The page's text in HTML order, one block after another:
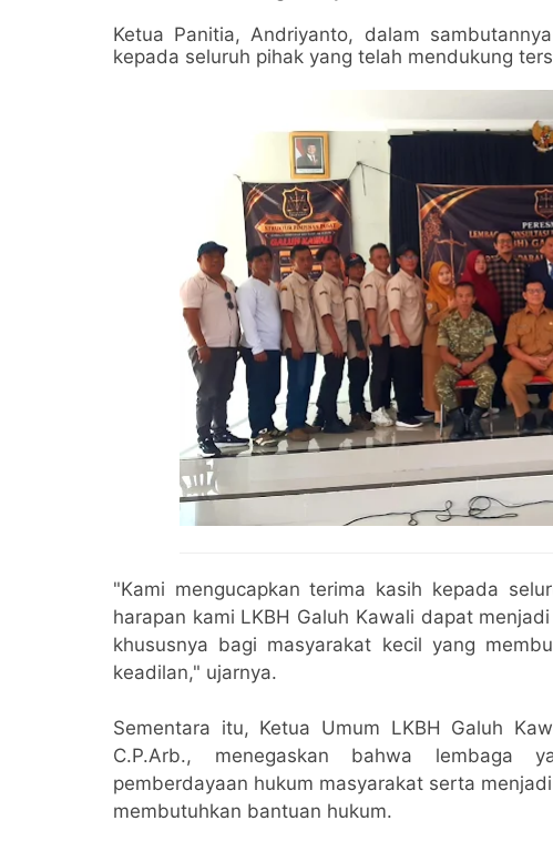
Ketua Panitia, Andriyanto, dalam
kepada seluruh pihak yang telah mendukung
"Kami mengucapkan terima kasih kepada
harapan kami LKBH Galuh Kawali dapat
khususnya bagi masyarakat kecil yang
keadilan," ujarnya.
Sementara itu, Ketua Umum LKBH Galuh
C.P.Arb., menegaskan bahwa lembaga
pemberdayaan hukum masyarakat serta
membutuhkan bantuan hukum.